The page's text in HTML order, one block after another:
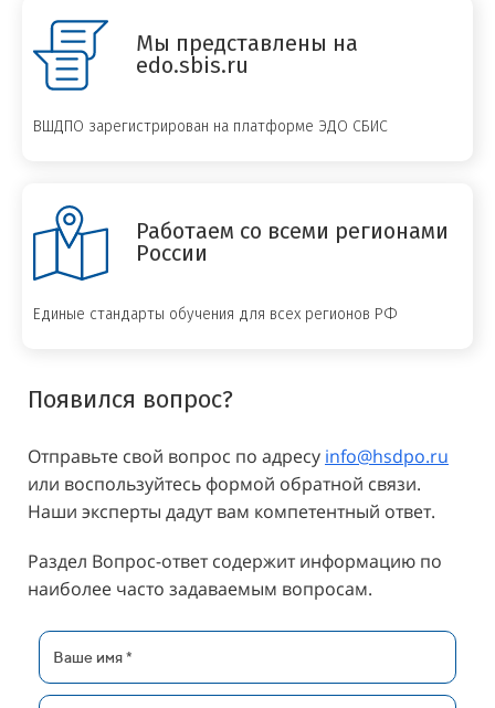
Мы представлены на
edo.sbis.ru
ВШДПО зарегистрирован на платформе ЭДО СБИС
Работаем со всеми регионами
России
Единые стандарты обучения для всех регионов РФ
Появился вопрос?
Отправьте свой вопрос по адресу info@hsdpo.ru
или воспользуйтесь формой обратной связи.
Наши эксперты дадут вам компетентный ответ.
Раздел Вопрос-ответ содержит информацию по
наиболее часто задаваемым вопросам.